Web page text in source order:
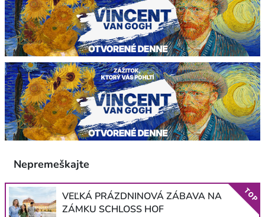
Nepremeškajte
VEĽKÁ PRÁZDNINOVÁ ZÁBAVA NA
ZÁMKU SCHLOSS HOF
TOP